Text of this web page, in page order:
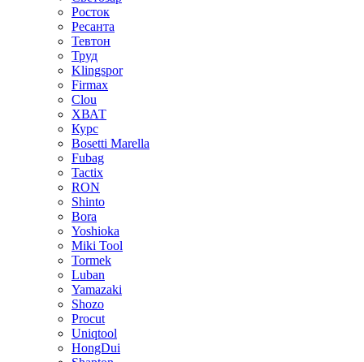
Росток
Ресанта
Тевтон
Труд
Klingspor
Firmax
Clou
XВАТ
Курс
Bosetti Marella
Fubag
Tactix
RON
Shinto
Bora
Yoshioka
Miki Tool
Tormek
Luban
Yamazaki
Shozo
Procut
Uniqtool
HongDui